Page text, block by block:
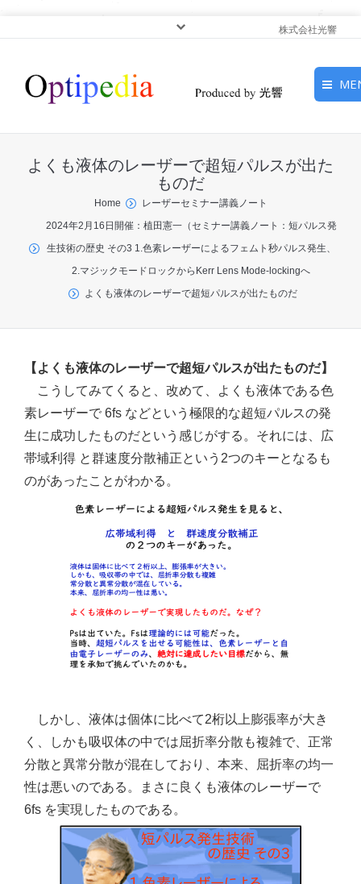
株式会社光響
ピックアップ
光応用・アプリケーショ
ン
よくも液体のレーザーで超短パルスが出た
ものだ
You are here:Home
レーザーセミナー講義ノート
2024年2月16日開催：植田憲一（セミナー講義ノート：短パルス発
生技術の歴史 その3 1.色素レーザーによるフェムト秒パルス発生、
2.マジックモードロックからKerr Lens Mode-lockingへ
よくも液体のレーザーで超短パルスが出たものだ
【よくも液体のレーザーで超短パルスが出たものだ】
こうしてみてくると、改めて、よくも液体である色
素レーザーで 6fs などという極限的な超短パルスの発
生に成功したものだという感じがする。それには、広
帯域利得 と群速度分散補正という2つのキーとなるも
のがあったことがわかる。
しかし、液体は個体に比べて2桁以上膨張率が大き
く、しかも吸収体の中では屈折率分散も複雑で、正常
分散と異常分散が混在しており、本来、屈折率の均一
性は悪いのである。まさに良くも液体のレーザーで
6fs を実現したものである。